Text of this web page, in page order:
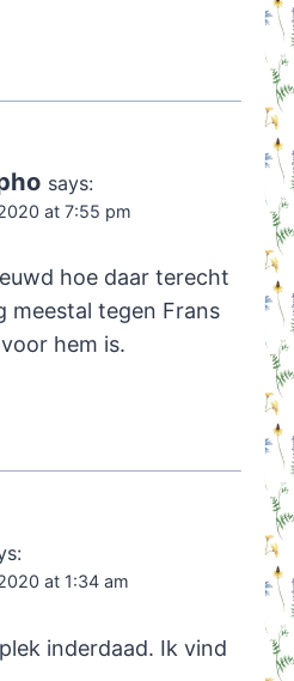
says:
at 7:55 pm
hoe daar terecht
meestal tegen Frans
hem is.
at 1:34 am
inderdaad. Ik vind